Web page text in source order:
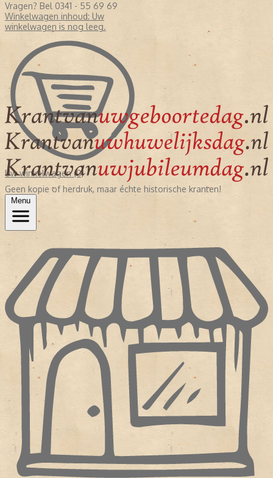
Vragen? Bel 0341 - 55 69 69
Winkelwagen inhoud: Uw
winkelwagen is nog leeg.
Uw winkelwagen (0)
Geen kopie of herdruk, maar échte historische kranten!
Menu